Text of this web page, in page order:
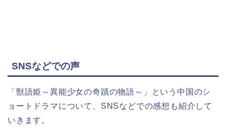
SNSなどでの声
「獣語姫～異能少女の奇蹟の物語～」という中国のシ
ョートドラマについて、 SNSなどでの感想も紹介して
いきます。